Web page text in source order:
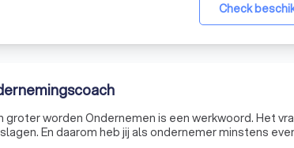
Check
groter worden Ondernemen is een werkwoord. Het
En daarom heb jij als ondernemer minstens